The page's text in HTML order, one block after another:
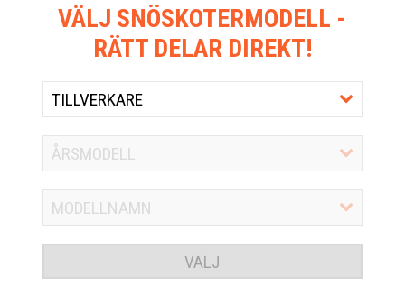
VÄLJ SNÖSKOTERMODELL -
RÄTT DELAR DIREKT!
VÄLJ